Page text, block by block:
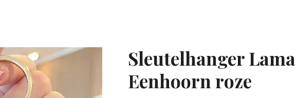
Sleutelhanger Lama
Eenhoorn roze